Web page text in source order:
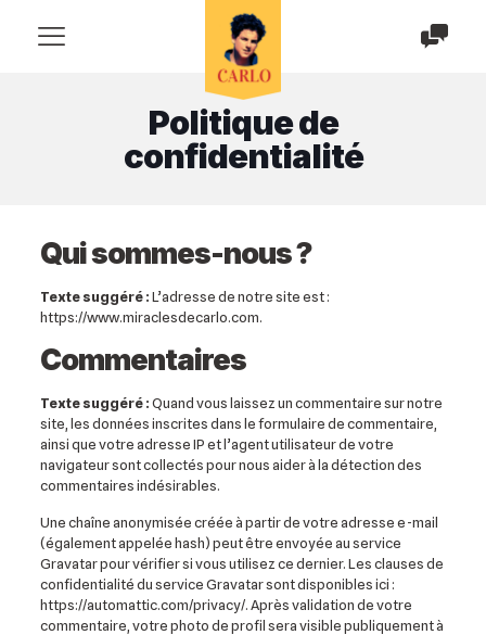
Politique de
confidentialité
Qui sommes-nous ?
Texte suggéré :L’adresse de notre site est :
https://www.miraclesdecarlo.com.
Commentaires
Texte suggéré :Quand vous laissez un commentaire sur notre
site, les données inscrites dans le formulaire de commentaire,
ainsi que votre adresse IP et l’agent utilisateur de votre
navigateur sont collectés pour nous aider à la détection des
commentaires indésirables.
Une chaîne anonymisée créée à partir de votre adresse e-mail
(également appelée hash) peut être envoyée au service
Gravatar pour vérifier si vous utilisez ce dernier. Les clauses de
confidentialité du service Gravatar sont disponibles ici :
https://automattic.com/privacy/. Après validation de votre
commentaire, votre photo de profil sera visible publiquement à